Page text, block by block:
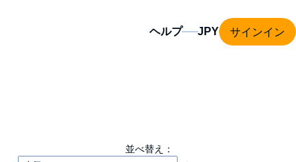
ヘルプ サインイン
並べ替え：